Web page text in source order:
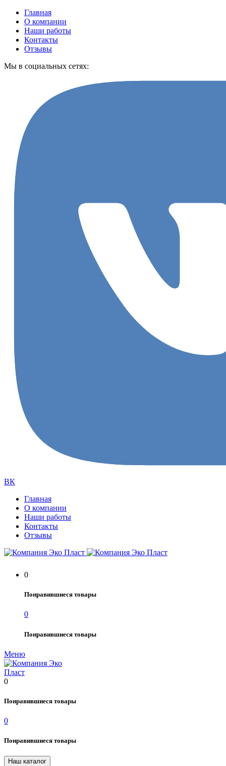
Главная
О компании
Наши работы
Контакты
Отзывы
Мы в социальных сетях:
ВК
Главная
О компании
Наши работы
Контакты
Отзывы
0
Понравившиеся товары
0
Понравившиеся товары
Меню
0
Понравившиеся товары
0
Понравившиеся товары
Наш каталог